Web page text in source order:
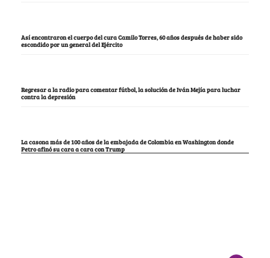
Así encontraron el cuerpo del cura Camilo Torres, 60 años después de haber sido
escondido por un general del Ejército
Regresar a la radio para comentar fútbol, la solución de Iván Mejía para luchar
contra la depresión
La casona más de 100 años de la embajada de Colombia en Washington donde
Petro afinó su cara a cara con Trump